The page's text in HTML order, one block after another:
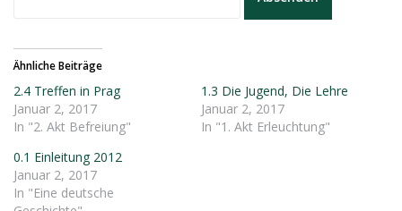
Ähnliche Beiträge
2.4 Treffen in Prag
Januar 2, 2017
In "2. Akt Befreiung"
1.3 Die Jugend, Die Lehre
Januar 2, 2017
In "1. Akt Erleuchtung"
0.1 Einleitung 2012
Januar 2, 2017
In "Eine deutsche